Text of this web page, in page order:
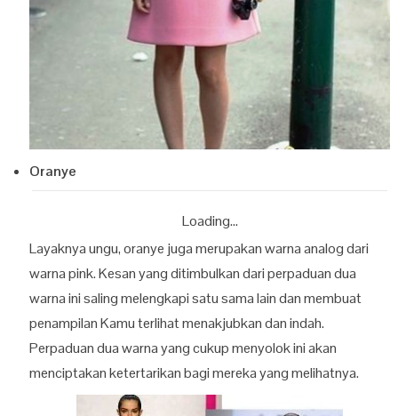
Oranye
Loading...
Layaknya ungu, oranye juga merupakan warna analog dari
warna pink. Kesan yang ditimbulkan dari perpaduan dua
warna ini saling melengkapi satu sama lain dan membuat
penampilan Kamu terlihat menakjubkan dan indah.
Perpaduan dua warna yang cukup menyolok ini akan
menciptakan ketertarikan bagi mereka yang melihatnya.